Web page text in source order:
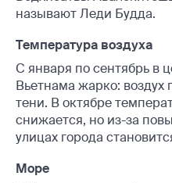
называют Леди Будда.
Температура воздуха
С января по сентябрь в
Вьетнама жарко:
тени. В октябре
снижается, но из-за
улицах города
Море